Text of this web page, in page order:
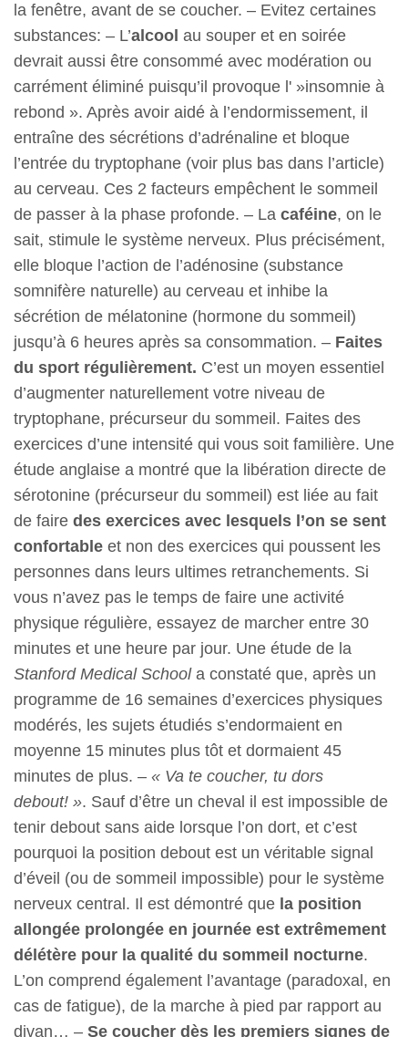
la fenêtre, avant de se coucher. – Evitez certaines
substances: – L’alcool au souper et en soirée
devrait aussi être consommé avec modération ou
carrément éliminé puisqu’il provoque l' »insomnie à
rebond ». Après avoir aidé à l’endormissement, il
entraîne des sécrétions d’adrénaline et bloque
l’entrée du tryptophane (voir plus bas dans l’article)
au cerveau. Ces 2 facteurs empêchent le sommeil
de passer à la phase profonde. – La caféine, on le
sait, stimule le système nerveux. Plus précisément,
elle bloque l’action de l’adénosine (substance
somnifère naturelle) au cerveau et inhibe la
sécrétion de mélatonine (hormone du sommeil)
jusqu’à 6 heures après sa consommation. – Faites
du sport régulièrement. C’est un moyen essentiel
d’augmenter naturellement votre niveau de
tryptophane, précurseur du sommeil. Faites des
exercices d’une intensité qui vous soit familière. Une
étude anglaise a montré que la libération directe de
sérotonine (précurseur du sommeil) est liée au fait
de faire des exercices avec lesquels l’on se sent
confortable et non des exercices qui poussent les
personnes dans leurs ultimes retranchements. Si
vous n’avez pas le temps de faire une activité
physique régulière, essayez de marcher entre 30
minutes et une heure par jour. Une étude de la
Stanford Medical Schoola constaté que, après un
programme de 16 semaines d’exercices physiques
modérés, les sujets étudiés s’endormaient en
moyenne 15 minutes plus tôt et dormaient 45
minutes de plus. – « Va te coucher, tu dors
debout! ». Sauf d’être un cheval il est impossible de
tenir debout sans aide lorsque l’on dort, et c’est
pourquoi la position debout est un véritable signal
d’éveil (ou de sommeil impossible) pour le système
nerveux central. Il est démontré que la position
allongée prolongée en journée est extrêmement
délétère pour la qualité du sommeil nocturne.
L’on comprend également l’avantage (paradoxal, en
cas de fatigue), de la marche à pied par rapport au
divan… – Se coucher dès les premiers signes de